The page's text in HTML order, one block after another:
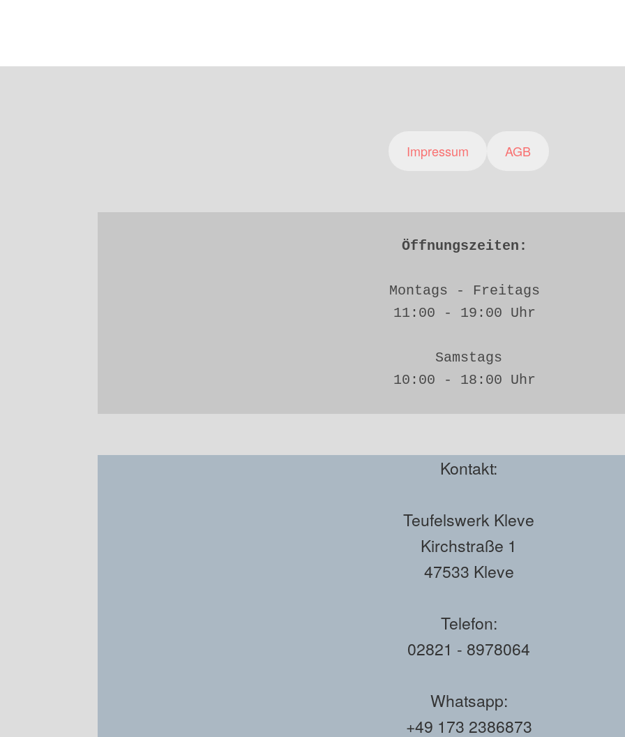
Impressum AGB
Öffnungszeiten:
Montags - Freitags
11:00 - 19:00 Uhr
Samstags
10:00 - 18:00 Uhr
Kontakt:
Teufelswerk Kleve
Kirchstraße 1
47533 Kleve
Telefon:
02821 - 8978064
Whatsapp:
+49 173 2386873